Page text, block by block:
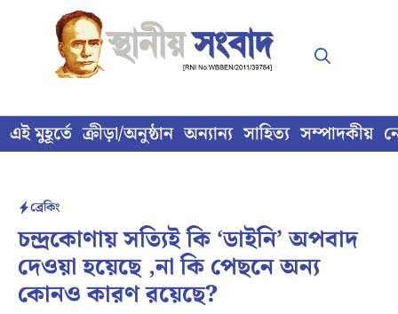
content
এই মুহূর্তে ক্রীড়া/অনুষ্ঠান অন্যান্য সাহিত্য সম্পাদকীয়
ব্রেকিং
চন্দ্রকোণায় সত্যিই কি ‘ডাইনি’ অপবাদ
দেওয়া হয়েছে ,না কি পেছনে অন্য
কোনও কারণ রয়েছে?